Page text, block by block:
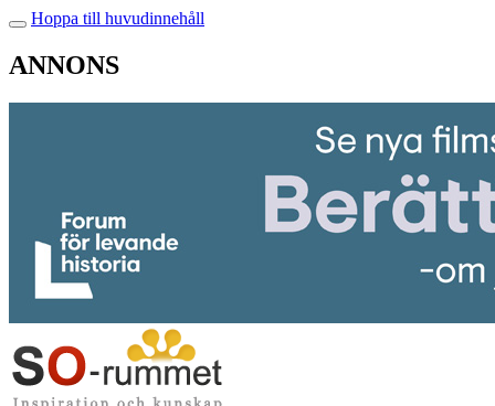
Hoppa till huvudinnehåll
ANNONS